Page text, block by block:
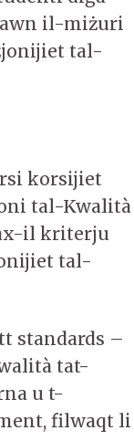
il-miżuri
tal-
korsijiet
tal-Kwalità
il kriterju
tal-
standards –
tat-
u t-
filwaqt li